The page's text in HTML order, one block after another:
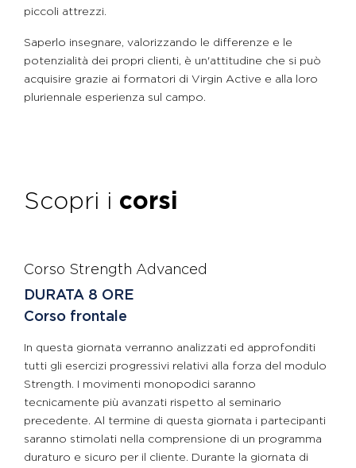
piccoli attrezzi.
Saperlo insegnare, valorizzando le differenze e le
potenzialità dei propri clienti, è un'attitudine che si può
acquisire grazie ai formatori di Virgin Active e alla loro
pluriennale esperienza sul campo.
Scopri i corsi
Corso Strength Advanced
DURATA 8 ORE
Corso frontale
In questa giornata verranno analizzati ed approfonditi
tutti gli esercizi progressivi relativi alla forza del modulo
Strength. I movimenti monopodici saranno
tecnicamente più avanzati rispetto al seminario
precedente. Al termine di questa giornata i partecipanti
saranno stimolati nella comprensione di un programma
duraturo e sicuro per il cliente. Durante la giornata di